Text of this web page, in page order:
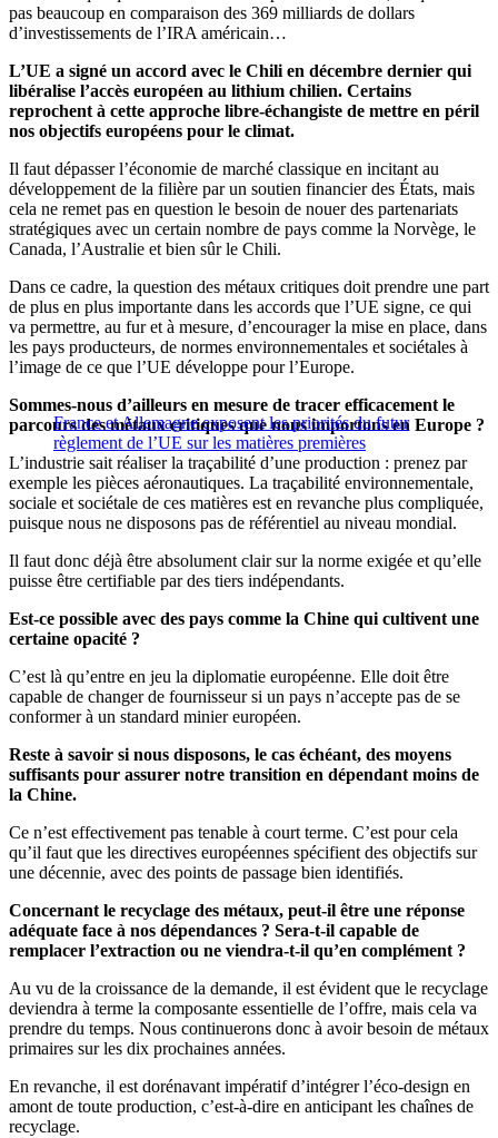
pas beaucoup en comparaison des 369 milliards de dollars
d’investissements de l’IRA américain…
L’UE a signé un accord avec le Chili en décembre dernier qui
libéralise l’accès européen au lithium chilien. Certains
reprochent à cette approche libre-échangiste de mettre en péril
nos objectifs européens pour le climat.
Il faut dépasser l’économie de marché classique en incitant au
développement de la filière par un soutien financier des États, mais
cela ne remet pas en question le besoin de nouer des partenariats
stratégiques avec un certain nombre de pays comme la Norvège, le
Canada, l’Australie et bien sûr le Chili.
Dans ce cadre, la question des métaux critiques doit prendre une part
de plus en plus importante dans les accords que l’UE signe, ce qui
va permettre, au fur et à mesure, d’encourager la mise en place, dans
les pays producteurs, de normes environnementales et sociétales à
l’image de ce que l’UE développe pour l’Europe.
France et Allemagne exposent les priorités du futur
règlement de l’UE sur les matières premières
Sommes-nous d’ailleurs en mesure de tracer efficacement le
parcours des métaux critiques que nous importons en Europe ?
L’industrie sait réaliser la traçabilité d’une production : prenez par
exemple les pièces aéronautiques. La traçabilité environnementale,
sociale et sociétale de ces matières est en revanche plus compliquée,
puisque nous ne disposons pas de référentiel au niveau mondial.
Il faut donc déjà être absolument clair sur la norme exigée et qu’elle
puisse être certifiable par des tiers indépendants.
Est-ce possible avec des pays comme la Chine qui cultivent une
certaine opacité ?
C’est là qu’entre en jeu la diplomatie européenne. Elle doit être
capable de changer de fournisseur si un pays n’accepte pas de se
conformer à un standard minier européen.
Reste à savoir si nous disposons, le cas échéant, des moyens
suffisants pour assurer notre transition en dépendant moins de
la Chine.
Ce n’est effectivement pas tenable à court terme. C’est pour cela
qu’il faut que les directives européennes spécifient des objectifs sur
une décennie, avec des points de passage bien identifiés.
Concernant le recyclage des métaux, peut-il être une réponse
adéquate face à nos dépendances ? Sera-t-il capable de
remplacer l’extraction ou ne viendra-t-il qu’en complément ?
Au vu de la croissance de la demande, il est évident que le recyclage
deviendra à terme la composante essentielle de l’offre, mais cela va
prendre du temps. Nous continuerons donc à avoir besoin de métaux
primaires sur les dix prochaines années.
En revanche, il est dorénavant impératif d’intégrer l’éco-design en
amont de toute production, c’est-à-dire en anticipant les chaînes de
recyclage.